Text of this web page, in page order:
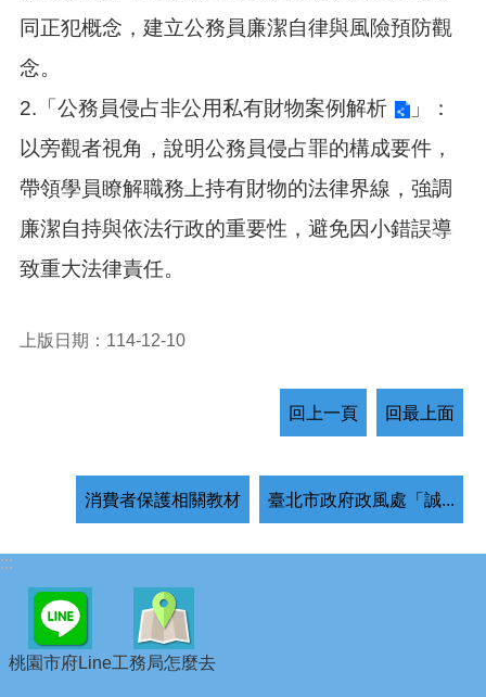
同正犯概念，建立公務員廉潔自律與風險預防觀
念。
2.「公務員侵占非公用私有財物案例解析
」：
以旁觀者視角，說明公務員侵占罪的構成要件，
帶領學員瞭解職務上持有財物的法律界線，強調
廉潔自持與依法行政的重要性，避免因小錯誤導
致重大法律責任。
上版日期：114-12-10
回上一頁 回最上面
消費者保護相關教材 臺北市政府政風處「誠...
:::
桃園市府Line工務局怎麼去